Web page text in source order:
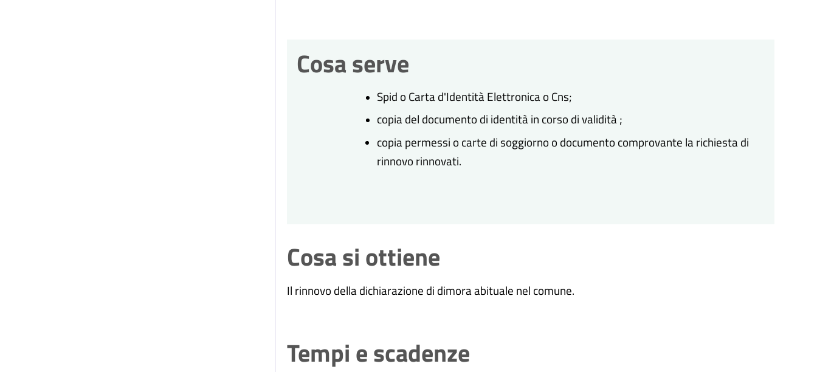
Cosa serve
Spid o Carta d'Identità Elettronica o Cns;
copia del documento di identità in corso di validità ;
copiapermessi o carte di soggiorno o documento comprovante la richiesta di
rinnovo rinnovati.
Cosa si ottiene
Il rinnovo della dichiarazione di dimora abituale nel comune.
Tempi e scadenze